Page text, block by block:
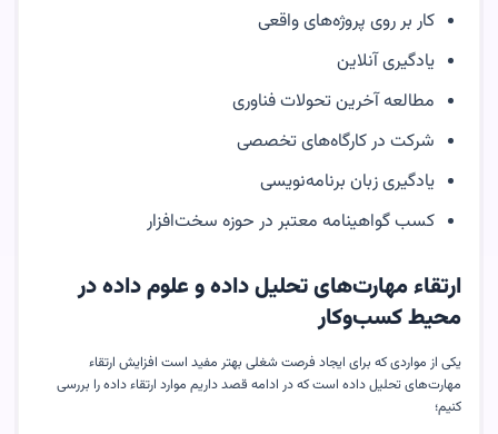
کار بر روی پروژه‌های واقعی
یادگیری آنلاین
مطالعه آخرین تحولات فناوری
شرکت در کارگاه‌های تخصصی
یادگیری زبان برنامه‌نویسی
کسب گواهینامه معتبر در حوزه سخت‌افزار
ارتقاء مهارت‌های تحلیل داده و علوم داده در
محیط کسب‌وکار
یکی از مواردی که برای ایجاد فرصت شغلی بهتر مفید است افزایش ارتقاء
مهارت‌های تحلیل داده است که در ادامه قصد داریم موارد ارتقاء داده را بررسی
کنیم؛